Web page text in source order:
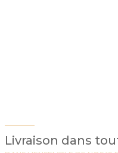
Livraison dans